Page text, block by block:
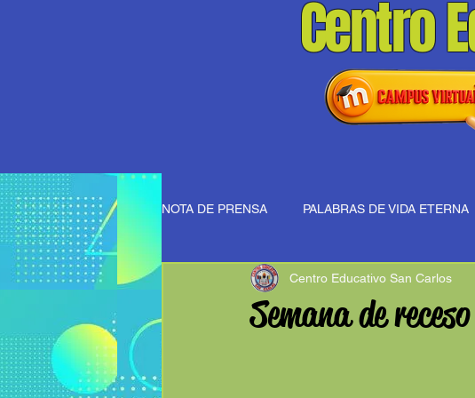
Centro
NOTA DE PRENSA PALABRAS DE VIDA ETERNA
Semana de
Centro Educativo San Carlos